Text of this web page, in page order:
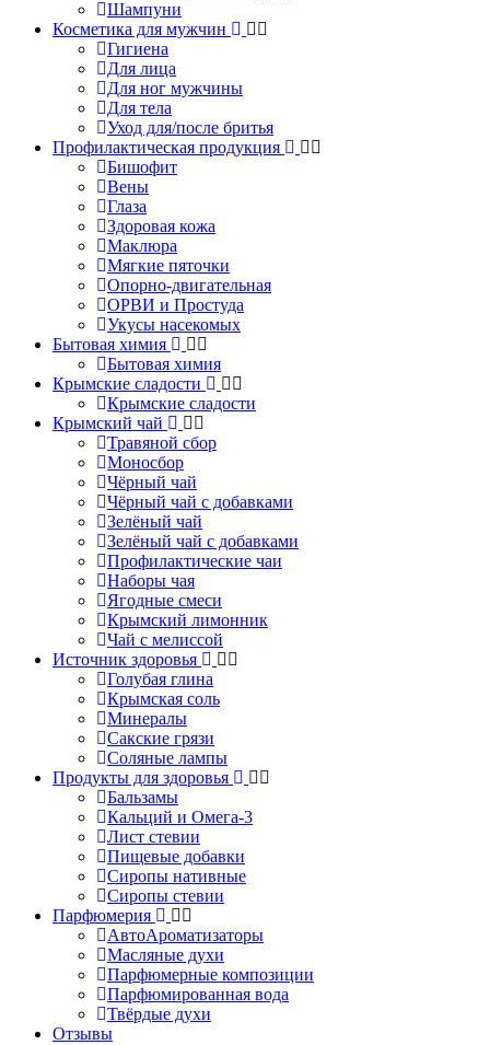
Шампуни
Косметика для мужчин
Гигиена
Для лица
Для ног мужчины
Для тела
Уход для/после бритья
Профилактическая продукция
Бишофит
Вены
Глаза
Здоровая кожа
Маклюра
Мягкие пяточки
Опорно-двигательная
ОРВИ и Простуда
Укусы насекомых
Бытовая химия
Бытовая химия
Крымские сладости
Крымские сладости
Крымский чай
Травяной сбор
Моносбор
Чёрный чай
Чёрный чай с добавками
Зелёный чай
Зелёный чай с добавками
Профилактические чаи
Наборы чая
Ягодные смеси
Крымский лимонник
Чай с мелиссой
Источник здоровья
Голубая глина
Крымская соль
Минералы
Сакские грязи
Соляные лампы
Продукты для здоровья
Бальзамы
Кальций и Омега-3
Лист стевии
Пищевые добавки
Сиропы нативные
Сиропы стевии
Парфюмерия
АвтоАроматизаторы
Масляные духи
Парфюмерные композиции
Парфюмированная вода
Твёрдые духи
Отзывы